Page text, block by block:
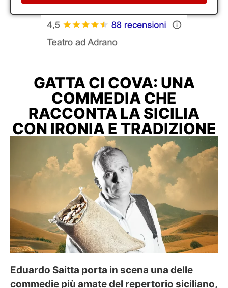
GATTA CI COVA: UNA
COMMEDIA CHE
RACCONTA LA SICILIA
CON IRONIA E TRADIZIONE
Eduardo Saitta porta in scena una delle
commedie più amate del repertorio siciliano,